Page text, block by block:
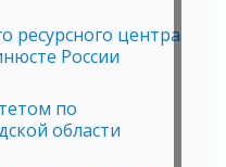
ресурсного центра
России
по
области